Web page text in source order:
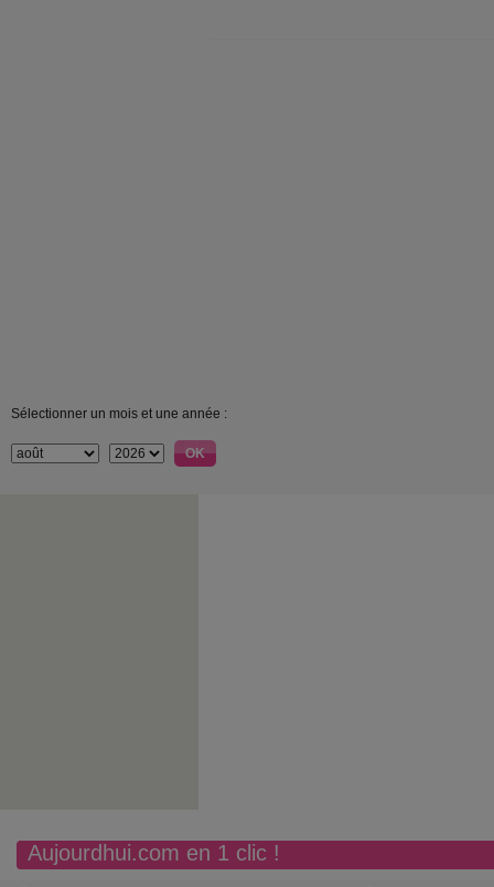
Sélectionner un mois et une année :
Aujourdhui.com en 1 clic !